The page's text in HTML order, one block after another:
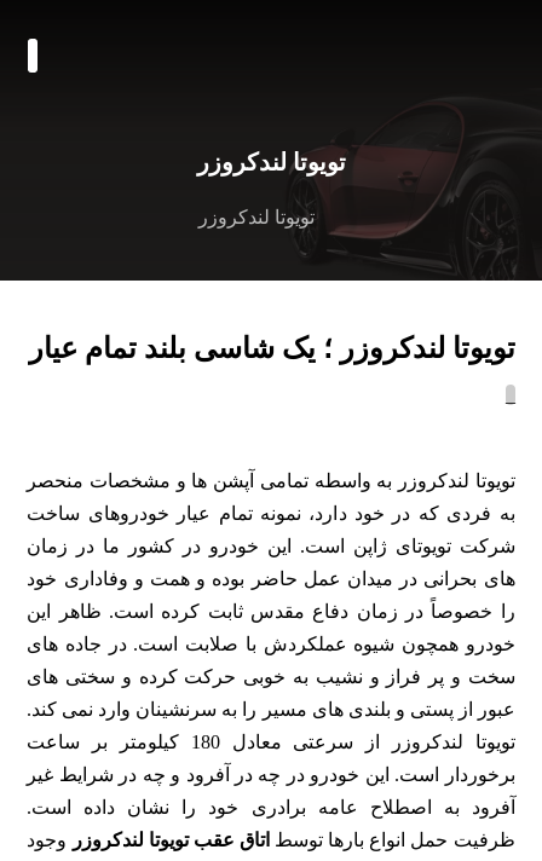
تویوتا لندکروزر
تویوتا لندکروزر
تویوتا لندکروزر ؛ یک شاسی بلند تمام عیار
تویوتا لندکروزر به واسطه تمامی آپشن ها و مشخصات منحصر
به فردی که در خود دارد، نمونه تمام عیار خودروهای ساخت
شرکت تویوتای ژاپن است. این خودرو در کشور ما در زمان
های بحرانی در میدان عمل حاضر بوده و همت و وفاداری خود
را خصوصاً در زمان دفاع مقدس ثابت کرده است. ظاهر این
خودرو همچون شیوه عملکردش با صلابت است. در جاده های
سخت و پر فراز و نشیب به خوبی حرکت کرده و سختی های
عبور از پستی و بلندی های مسیر را به سرنشینان وارد نمی کند.
تویوتا لندکروزر از سرعتی معادل 180 کیلومتر بر ساعت
برخوردار است. این خودرو در چه در آفرود و چه در شرایط غیر
آفرود به اصطلاح عامه برادری خود را نشان داده است.
ظرفیت حمل انواع بارها توسط اتاق عقب تویوتا لندکروزر
وجود